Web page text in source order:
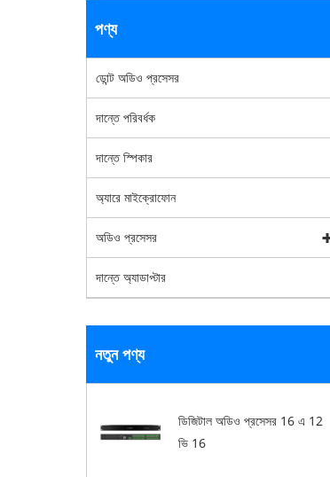
পণ্য
ডোন্ট অডিও প্রসেসর
দান্তে পরিবর্ধক
দান্তে স্পিকার
অ্যারে মাইক্রোফোন
অডিও প্রসেসর
দান্তে অ্যাডাপ্টার
নতুন পণ্য
ডিজিটাল অডিও প্রসেসর 16 এ 12
ভি 16